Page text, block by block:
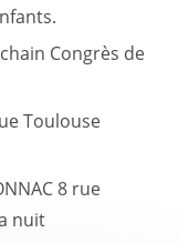
Congrès de
Toulouse
8 rue
nuit